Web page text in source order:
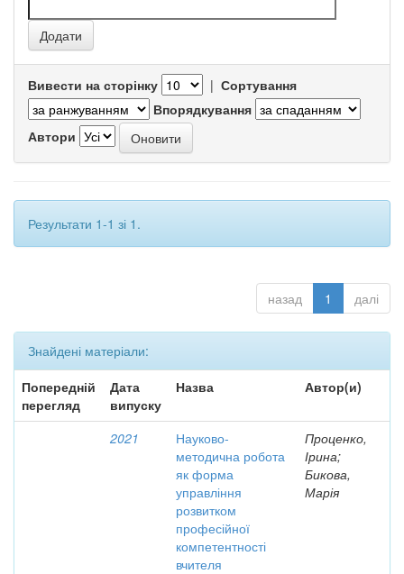
Вивести на сторінку | Сортування
Впорядкування
Автори
Результати 1-1 зі 1.
назад 1 далі
Знайдені матеріали:
Попередній
перегляд
Дата
випуску
Назва Автор(и)
2021
Науково-
методична робота
як форма
управління
розвитком
професійної
компетентності
вчителя
Проценко,
Ірина;
Бикова,
Марія